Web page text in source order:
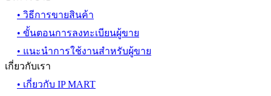
• วิธีการขายสินค้า
• ขั้นตอนการลงทะเบียนผู้ขาย
• แนะนำการใช้งานสำหรับผู้ขาย
เกี่ยวกับเรา
• เกี่ยวกับ IP MART